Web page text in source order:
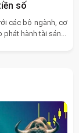
số
các bộ ngành, cơ
hành tài sản...